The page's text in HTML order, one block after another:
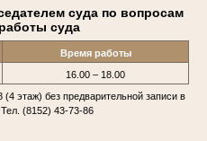
суда по вопросам
суда
Время работы
16.00 – 18.00
этаж) без предварительной записи в
(8152) 43-73-86